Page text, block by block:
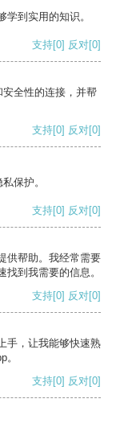
到实用的知识。
支持[0] 反对[0]
全性的连接，并帮
支持[0] 反对[0]
保护。
支持[0] 反对[0]
供帮助。我经常需要
到我需要的信息。
支持[0] 反对[0]
手，让我能够快速熟
支持[0] 反对[0]